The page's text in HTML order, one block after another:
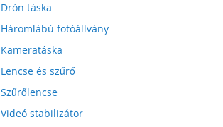
Drón táska
Háromlábú fotóállvány
Kameratáska
Lencse és szűrő
Szűrőlencse
Videó stabilizátor